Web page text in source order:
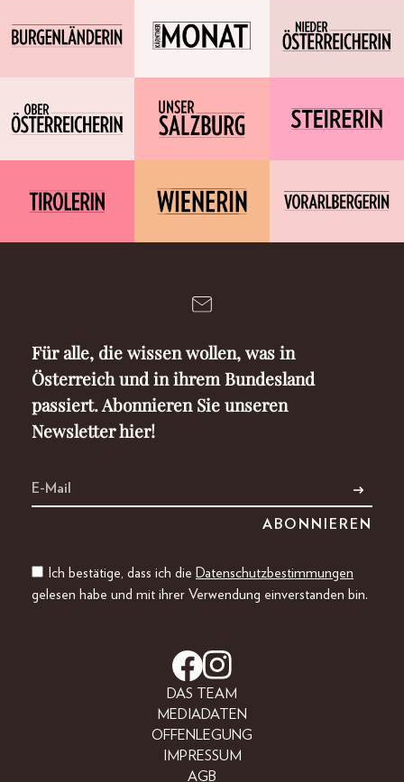
Für alle, die wissen wollen, was in
Österreich und in ihrem Bundesland
passiert. Abonnieren Sie unseren
Newsletter hier!
Ich bestätige, dass ich die Datenschutzbestimmungen
gelesen habe und mit ihrer Verwendung einverstanden bin.
DAS TEAM
MEDIADATEN
OFFENLEGUNG
IMPRESSUM
AGB